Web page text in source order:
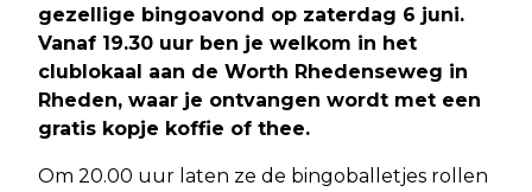
gezellige bingoavond op zaterdag 6 juni.
Vanaf 19.30 uur ben je welkom in het
clublokaal aan de Worth Rhedenseweg in
Rheden, waar je ontvangen wordt met een
gratis kopje koffie of thee.
Om 20.00 uur laten ze de bingoballetjes rollen